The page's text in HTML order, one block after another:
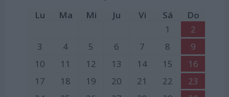
Lu Ma Mi Ju Vi Sá
Do
1
2
3
4 5 6 7 8
9
10
11 12 13 14 15
16
17
18 19 20 21 22
23